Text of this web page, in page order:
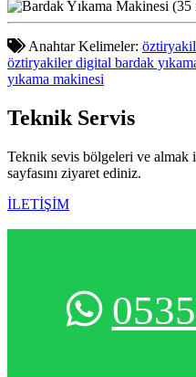
Anahtar Kelimeler:
öztiryakiler digital bardak
yıkama makinesi
Teknik Servis
Teknik sevis bölgeleri ve
sayfasını ziyaret ediniz.
İLETİŞİM